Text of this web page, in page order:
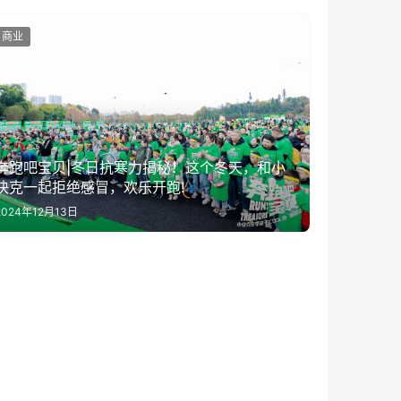
跑吧宝贝|冬日抗寒力揭秘！这个冬天，和小
克一起拒绝感冒，欢乐开跑!
年12月13日
商业